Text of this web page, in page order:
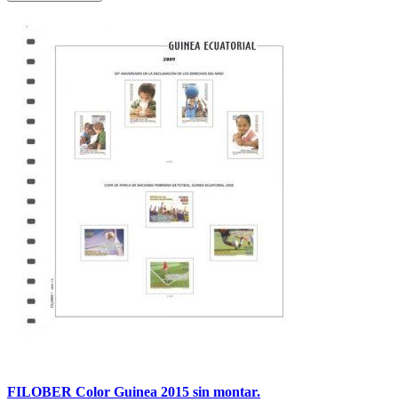
FILOBER Color Guinea 2015 sin montar.